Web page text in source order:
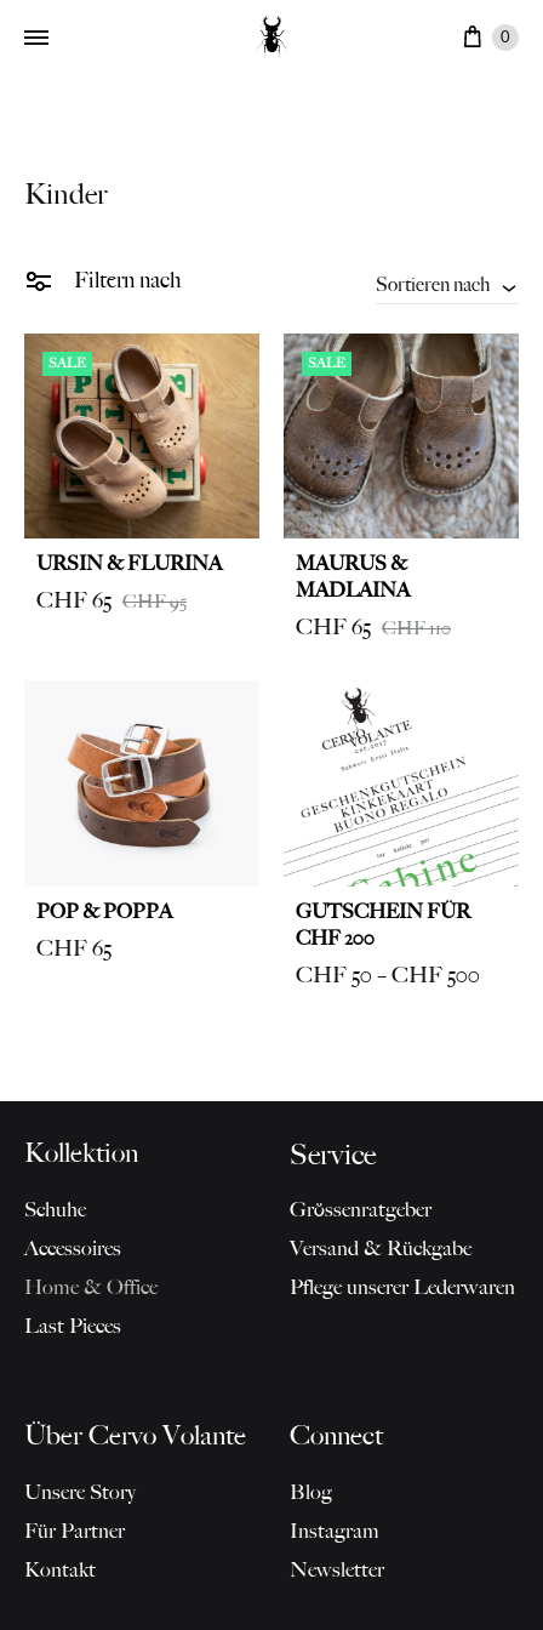
0
Kinder
Filtern nach Sortieren nach
SALE
URSIN & FLURINA
CHF65 CHF95
SALE
MAURUS &
MADLAINA
CHF65 CHF110
POP & POPPA
CHF65
GUTSCHEIN FÜR
CHF 200
CHF 50 –CHF 500
CHF
Kollektion
Schuhe
Accessoires
Home & Office
Last Pieces
Service
Grössenratgeber
Versand & Rückgabe
Pflege unserer Lederwaren
Über Cervo Volante
Unsere Story
Für Partner
Kontakt
Connect
Blog
Instagram
Newsletter